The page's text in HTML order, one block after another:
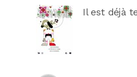
Il est déjà